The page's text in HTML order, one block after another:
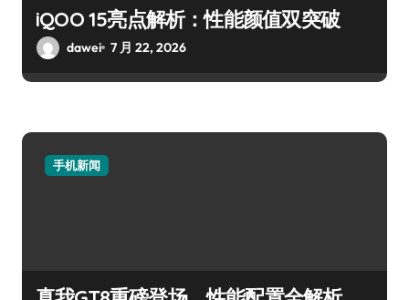
iQOO 15亮点解析：性能颜值双突破
dawei 7 月 22, 2026
手机新闻